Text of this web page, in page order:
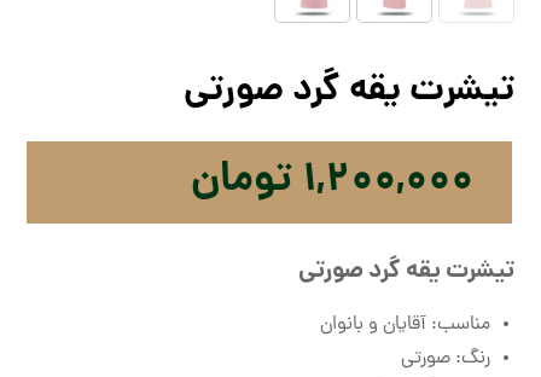
تیشرت یقه گرد صورتی
۱,۲۰۰,۰۰۰ تومان
تیشرت یقه گرد صورتی
مناسب: آقایان و بانوان
رنگ: صورتی